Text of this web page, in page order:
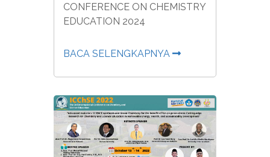
CONFERENCE ON CHEMISTRY
EDUCATION 2024
BACA SELENGKAPNYA